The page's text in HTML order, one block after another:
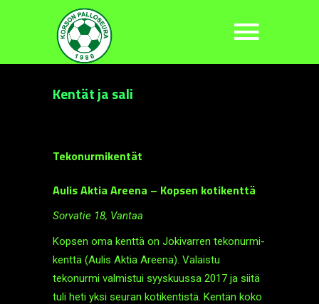
Kentät ja sali
Tekonurmikentät
Aulis Aktia Areena – Kopsen kotikenttä
Sorvatie 18, Vantaa
Kopsen oma kenttä on Jokivarren teko­nurmi­
kenttä (Aulis Aktia Areena). Valaistu
tekonurmi valmistui syyskuussa 2017 ja siitä
tuli heti yksi seuran koti­kentistä. Kentän koko